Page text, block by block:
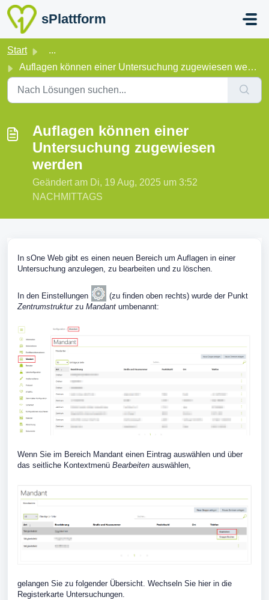
Zum hauptsächlichen Inhalt gehen
sPlattform
Start
...
Auflagen können einer Untersuchung zugewiesen werden
Auflagen können einer
Untersuchung zugewiesen
werden
Geändert am Di, 19 Aug, 2025 um 3:52
NACHMITTAGS
In sOne Web gibt es einen neuen Bereich um Auflagen in einer
Untersuchung anzulegen, zu bearbeiten und zu löschen.
In den Einstellungen
(zu finden oben rechts) wurde der Punkt
Zentrumstruktur zu Mandant umbenannt:
Wenn Sie im Bereich Mandant einen Eintrag auswählen und über
das seitliche Kontextmenü Bearbeiten auswählen,
gelangen Sie zu folgender Übersicht. Wechseln Sie hier in die
Registerkarte Untersuchungen.